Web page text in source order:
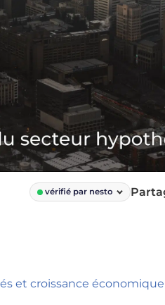
vérifié par nesto
et croissance